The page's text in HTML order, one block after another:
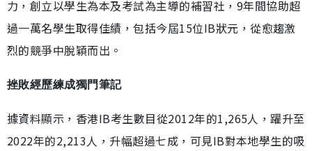
力，創立以學生為本及考試為主導的補習社，9年間協助超
過一萬名學生取得佳績，包括今屆15位IB狀元，從愈趨激
烈的競爭中脫穎而出。
挫敗經歷練成獨門筆記
據資料顯示，香港IB考生數目從2012年的1,265人，躍升至
2022年的2,213人，升幅超過七成，可見IB對本地學生的吸